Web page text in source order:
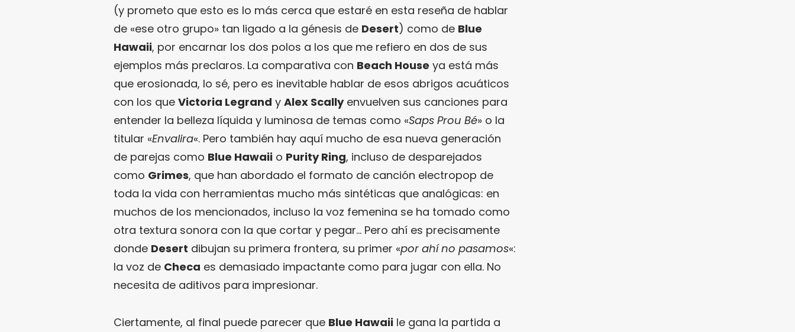
(y prometo que esto es lo más cerca que estaré en esta reseña de hablar
de «ese otro grupo» tan ligado a la génesis de Desert) como de Blue
Hawaii, por encarnar los dos polos a los que me refiero en dos de sus
ejemplos más preclaros. La comparativa con Beach House ya está más
que erosionada, lo sé, pero es inevitable hablar de esos abrigos acuáticos
con los que Victoria Legrand y Alex Scallyenvuelven sus canciones para
entender la belleza líquida y luminosa de temas como «Saps Prou Bé» o la
titular «Envalira«. Pero también hay aquí mucho de esa nueva generación
de parejas como Blue Hawaii o Purity Ring, incluso de desparejados
como Grimes, que han abordado el formato de canción electropop de
toda la vida con herramientas mucho más sintéticas que analógicas: en
muchos de los mencionados, incluso la voz femenina se ha tomado como
otra textura sonora con la que cortar y pegar… Pero ahí es precisamente
donde Desert dibujan su primera frontera, su primer «por ahí no pasamos«:
la voz de Checa es demasiado impactante como para jugar con ella. No
necesita de aditivos para impresionar.
Ciertamente, al final puede parecer que Blue Hawaii le gana la partida a